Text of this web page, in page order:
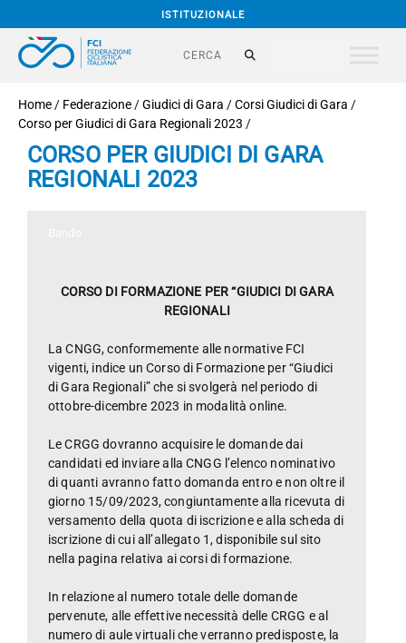
ISTITUZIONALE
Home / Federazione /Giudici di Gara /Corsi Giudici di Gara /
Corso per Giudici di Gara Regionali 2023 /
CORSO PER GIUDICI DI GARA
REGIONALI 2023
CORSO DI FORMAZIONE PER “GIUDICI DI GARA
REGIONALI
La CNGG, conformemente alle normative FCI
vigenti, indice un Corso di Formazione per “Giudici
di Gara Regionali” che si svolgerà nel periodo di
ottobre-dicembre 2023 in modalità online.
Le CRGG dovranno acquisire le domande dai
candidati ed inviare alla CNGG l’elenco nominativo
di quanti avranno fatto domanda entro e non oltre il
giorno 15/09/2023, congiuntamente alla ricevuta di
versamento della quota di iscrizione e alla scheda di
iscrizione di cui all’allegato 1, disponibile sul sito
nella pagina relativa ai corsi di formazione.
In relazione al numero totale delle domande
pervenute, alle effettive necessità delle CRGG e al
numero di aule virtuali che verranno predisposte, la